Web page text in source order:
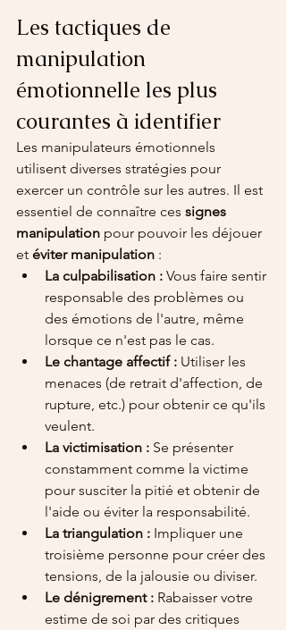
Les tactiques de
manipulation
émotionnelle les plus
courantes à identifier
Les manipulateurs émotionnels
utilisent diverses stratégies pour
exercer un contrôle sur les autres. Il est
essentiel de connaître ces signes
manipulation pour pouvoir les déjouer
et éviter manipulation :
La culpabilisation : Vous faire sentir
responsable des problèmes ou
des émotions de l'autre, même
lorsque ce n'est pas le cas.
Le chantage affectif : Utiliser les
menaces (de retrait d'affection, de
rupture, etc.) pour obtenir ce qu'ils
veulent.
La victimisation : Se présenter
constamment comme la victime
pour susciter la pitié et obtenir de
l'aide ou éviter la responsabilité.
La triangulation : Impliquer une
troisième personne pour créer des
tensions, de la jalousie ou diviser.
Le dénigrement : Rabaisser votre
estime de soi par des critiques